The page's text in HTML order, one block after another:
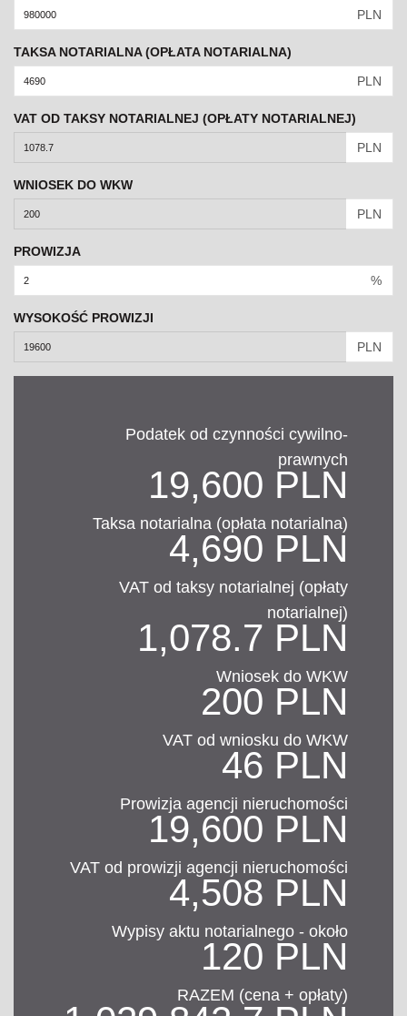
PLN
TAKSA NOTARIALNA (OPŁATA NOTARIALNA)
PLN
VAT OD TAKSY NOTARIALNEJ (OPŁATY NOTARIALNEJ)
PLN
WNIOSEK DO WKW
PLN
PROWIZJA
%
WYSOKOŚĆ PROWIZJI
PLN
Podatek od czynności cywilno-
prawnych
19,600 PLN
Taksa notarialna (opłata notarialna)
4,690 PLN
VAT od taksy notarialnej (opłaty
notarialnej)
1,078.7 PLN
Wniosek do WKW
200 PLN
VAT od wniosku do WKW
46 PLN
Prowizja agencji nieruchomości
19,600 PLN
VAT od prowizji agencji nieruchomości
4,508 PLN
Wypisy aktu notarialnego - około
120 PLN
RAZEM (cena + opłaty)